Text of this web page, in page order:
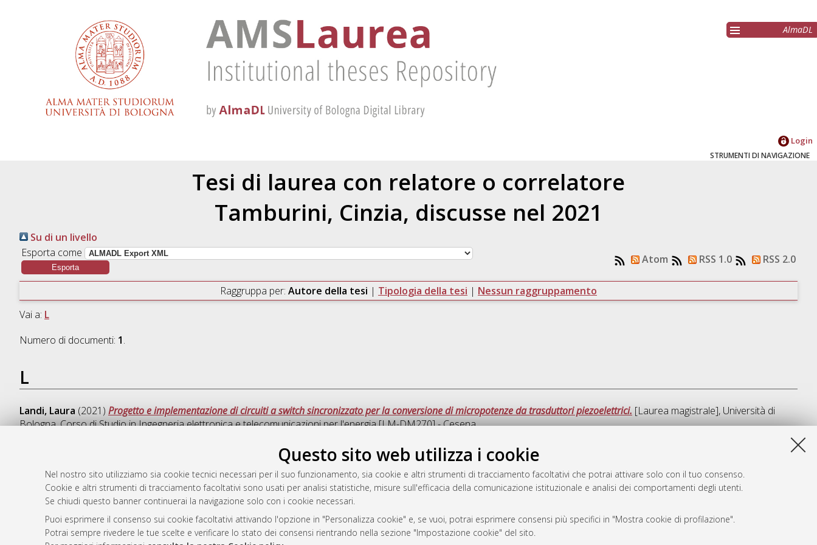
Questo sito web utilizza i cookie
Nel nostro sito utilizziamo sia cookie tecnici necessari per il suo funzionamento, sia cookie e altri strumenti di tracciamento facoltativi che potrai attivare solo con il tuo consenso.
Cookie e altri strumenti di tracciamento facoltativi sono usati per analisi statistiche, misure sull'efficacia della comunicazione istituzionale e analisi dei comportamenti degli utenti.
Se chiudi questo banner continuerai la navigazione solo con i cookie necessari.
Puoi esprimere il consenso sui cookie facoltativi attivando l'opzione in "Personalizza cookie" e, se vuoi, potrai esprimere consensi più specifici in "Mostra cookie di profilazione".
Potrai sempre rivedere le tue scelte e verificare lo stato dei consensi rientrando nella sezione "Impostazione cookie" del sito.
AlmaDL
Login
STRUMENTI DI NAVIGAZIONE
Tesi di laurea con relatore o correlatore
Tamburini, Cinzia, discusse nel 2021
Su di un livello
Esporta come
Atom RSS 1.0 RSS 2.0
Raggruppa per: Autore della tesi | Tipologia della tesi | Nessun raggruppamento
Vai a: L
Numero di documenti: 1.
L
Landi, Laura (2021) Progetto e implementazione di circuiti a switch sincronizzato per la conversione di micropotenze da trasduttori piezoelettrici. [Laurea magistrale], Università di
Bologna, Corso di Studio inIngegneria elettronica e telecomunicazioni per l'energia [LM-DM270] - Cesena
Questa lista e' stata generata il Sat Aug 8 15:31:31 2026 CEST
Atom
Rss 2.0
AMS Laurea
Servizio implementato e gestito da
Impostazioni Cookie
Informativa sulla privacy